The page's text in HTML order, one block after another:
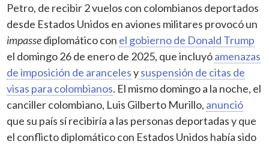
Petro, de recibir 2 vuelos con colombianos deportados
desde Estados Unidos en aviones militares provocó un
impassediplomático con el gobierno de Donald Trump
el domingo 26 de enero de 2025, que incluyóamenazas
de imposición de arancelesysuspensión de citas de
visas para colombianos. El mismo domingo a la noche, el
canciller colombiano, Luis Gilberto Murillo, anunció
que su país sí recibiría a las personas deportadas y que
el conflicto diplomático con Estados Unidos había sido